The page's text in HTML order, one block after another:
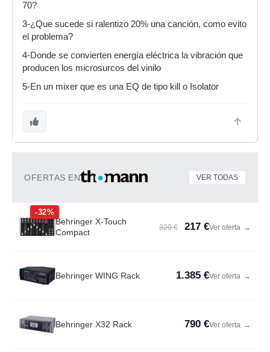
70?
3-¿Que sucede si ralentizo 20% una canción, como evito
el problema?
4-Donde se convierten energía eléctrica la vibración que
producen los microsurcos del vinilo
5-En un mixer que es una EQ de tipo kill o Isolator
OFERTAS EN VER TODAS
-32%
Behringer X-Touch
Compact
320 € 217 €Ver oferta →
Behringer WING Rack 1.385 €Ver oferta →
Behringer X32 Rack 790 €Ver oferta →